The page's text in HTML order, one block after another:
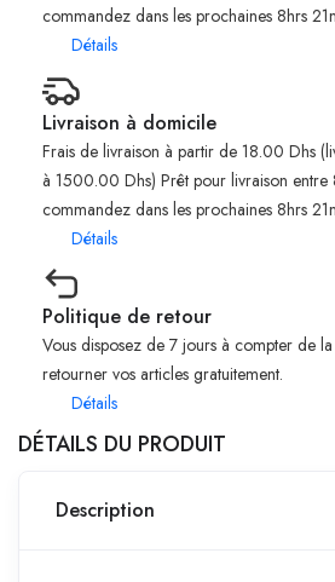
commandez dans les prochaines 8hrs
Détails
Livraison à domicile
Frais de livraison à partir de 18.00 Dhs
à 1500.00 Dhs) Prêt pour livraison entre
commandez dans les prochaines 8hrs
Détails
Politique de retour
Vous disposez de 7 jours à compter de
retourner vos articles gratuitement.
Détails
DÉTAILS DU PRODUIT
Description